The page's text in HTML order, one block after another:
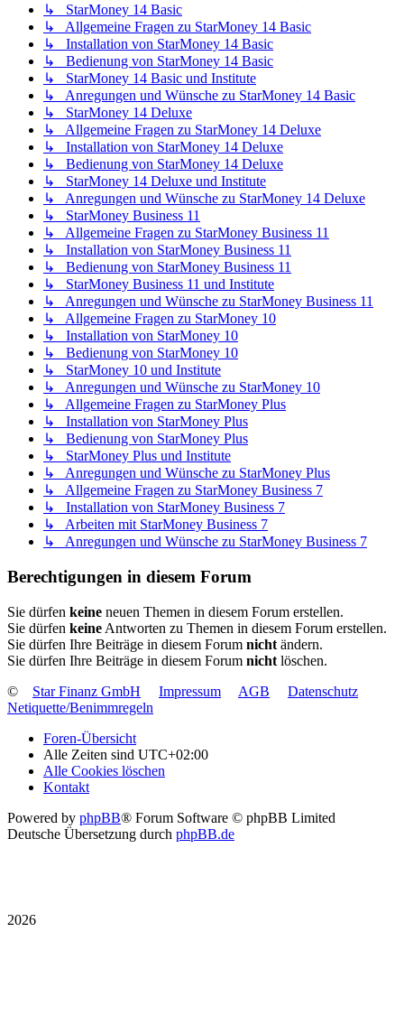
↳ StarMoney 14 Basic
↳ Allgemeine Fragen zu StarMoney 14 Basic
↳ Installation von StarMoney 14 Basic
↳ Bedienung von StarMoney 14 Basic
↳ StarMoney 14 Basic und Institute
↳ Anregungen und Wünsche zu StarMoney 14 Basic
↳ StarMoney 14 Deluxe
↳ Allgemeine Fragen zu StarMoney 14 Deluxe
↳ Installation von StarMoney 14 Deluxe
↳ Bedienung von StarMoney 14 Deluxe
↳ StarMoney 14 Deluxe und Institute
↳ Anregungen und Wünsche zu StarMoney 14 Deluxe
↳ StarMoney Business 11
↳ Allgemeine Fragen zu StarMoney Business 11
↳ Installation von StarMoney Business 11
↳ Bedienung von StarMoney Business 11
↳ StarMoney Business 11 und Institute
↳ Anregungen und Wünsche zu StarMoney Business 11
↳ Allgemeine Fragen zu StarMoney 10
↳ Installation von StarMoney 10
↳ Bedienung von StarMoney 10
↳ StarMoney 10 und Institute
↳ Anregungen und Wünsche zu StarMoney 10
↳ Allgemeine Fragen zu StarMoney Plus
↳ Installation von StarMoney Plus
↳ Bedienung von StarMoney Plus
↳ StarMoney Plus und Institute
↳ Anregungen und Wünsche zu StarMoney Plus
↳ Allgemeine Fragen zu StarMoney Business 7
↳ Installation von StarMoney Business 7
↳ Arbeiten mit StarMoney Business 7
↳ Anregungen und Wünsche zu StarMoney Business 7
Berechtigungen in diesem Forum
Sie dürfen keine neuen Themen in diesem Forum erstellen.
Sie dürfen keine Antworten zu Themen in diesem Forum erstellen.
Sie dürfen Ihre Beiträge in diesem Forum nicht ändern.
Sie dürfen Ihre Beiträge in diesem Forum nicht löschen.
©
Star Finanz GmbH Impressum AGB
Datenschutz
Netiquette/Benimmregeln
Foren-Übersicht
Alle Zeiten sind UTC+02:00
Alle Cookies löschen
Kontakt
Powered by phpBB® Forum Software © phpBB Limited
Deutsche Übersetzung durch phpBB.de
2026